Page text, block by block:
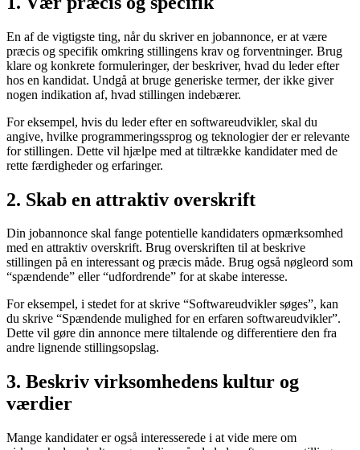
En af de vigtigste ting, når du skriver en jobannonce, er at være
præcis og specifik omkring stillingens krav og forventninger. Brug
klare og konkrete formuleringer, der beskriver, hvad du leder efter
hos en kandidat. Undgå at bruge generiske termer, der ikke giver
nogen indikation af, hvad stillingen indebærer.
For eksempel, hvis du leder efter en softwareudvikler, skal du
angive, hvilke programmeringssprog og teknologier der er relevante
for stillingen. Dette vil hjælpe med at tiltrække kandidater med de
rette færdigheder og erfaringer.
2. Skab en attraktiv overskrift
Din jobannonce skal fange potentielle kandidaters opmærksomhed
med en attraktiv overskrift. Brug overskriften til at beskrive
stillingen på en interessant og præcis måde. Brug også nøgleord som
“spændende” eller “udfordrende” for at skabe interesse.
For eksempel, i stedet for at skrive “Softwareudvikler søges”, kan
du skrive “Spændende mulighed for en erfaren softwareudvikler”.
Dette vil gøre din annonce mere tiltalende og differentiere den fra
andre lignende stillingsopslag.
3. Beskriv virksomhedens kultur og
værdier
Mange kandidater er også interesserede i at vide mere om